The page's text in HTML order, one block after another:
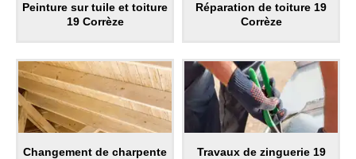
Peinture sur tuile et toiture
19 Corrèze
Réparation de toiture 19
Corrèze
Changement de charpente
Travaux de zinguerie 19